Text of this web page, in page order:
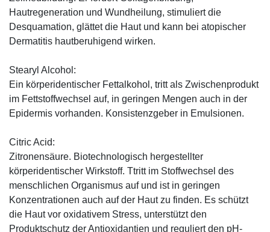
Hautregeneration und Wundheilung, stimuliert die
Desquamation, glättet die Haut und kann bei atopischer
Dermatitis hautberuhigend wirken.
Stearyl Alcohol:
Ein körperidentischer Fettalkohol, tritt als Zwischenprodukt
im Fettstoffwechsel auf, in geringen Mengen auch in der
Epidermis vorhanden. Konsistenzgeber in Emulsionen.
Citric Acid:
Zitronensäure. Biotechnologisch hergestellter
körperidentischer Wirkstoff. Ttritt im Stoffwechsel des
menschlichen Organismus auf und ist in geringen
Konzentrationen auch auf der Haut zu finden. Es schützt
die Haut vor oxidativem Stress, unterstützt den
Produktschutz der Antioxidantien und reguliert den pH-